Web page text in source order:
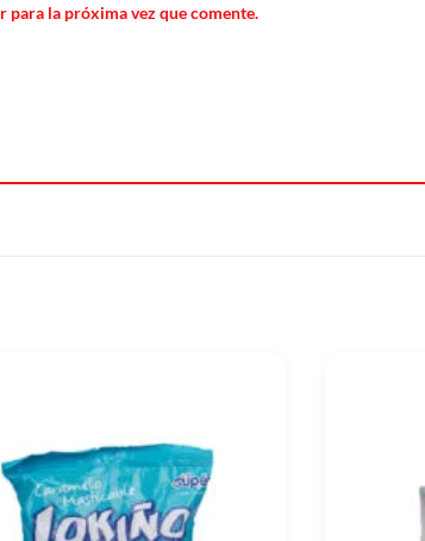
para la próxima vez que comente.